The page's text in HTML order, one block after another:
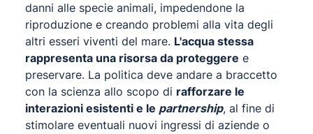
danni alle specie animali, impedendone la
riproduzione e creando problemi alla vita degli
altri esseri viventi del mare. L'acqua stessa
rappresenta una risorsa da proteggere e
preservare. La politica deve andare a braccetto
con la scienza allo scopo di rafforzare le
interazioni esistenti e le partnership, al fine di
stimolare eventuali nuovi ingressi di aziende o